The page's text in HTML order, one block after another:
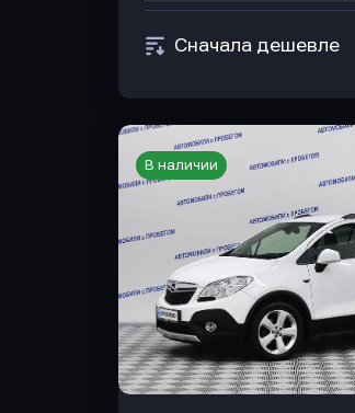
Сначала дешевле
В наличии